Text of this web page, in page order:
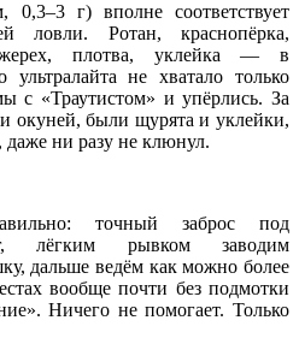
0,3–3 г) вполне соответствует
ловли. Ротан, краснопёрка,
плотва, уклейка — в
ультралайта не хватало только
с «Траутистом» и упёрлись. За
окуней, были щурята и уклейки,
ни разу не клюнул.
точный заброс под
лёгким рывком заводим
дальше ведём как можно более
вообще почти без подмотки
Ничего не помогает. Только